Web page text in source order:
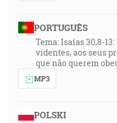
PORTUGUÊS
Tema: Isaías 30,8-
videntes, aos seus
que não querem
MP3
POLSKI